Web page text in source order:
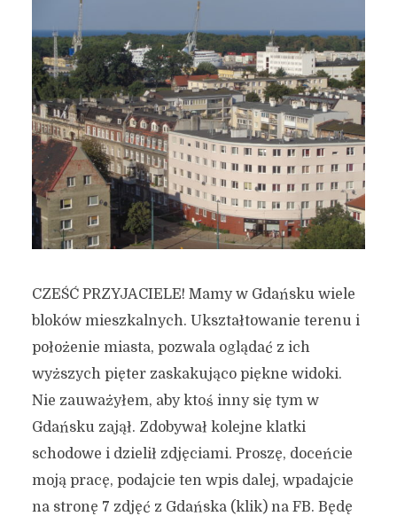
CZEŚĆ PRZYJACIELE! Mamy w Gdańsku wiele
bloków mieszkalnych. Ukształtowanie terenu i
położenie miasta, pozwala oglądać z ich
wyższych pięter zaskakująco piękne widoki.
Nie zauważyłem, aby ktoś inny się tym w
Gdańsku zajął. Zdobywał kolejne klatki
schodowe i dzielił zdjęciami. Proszę, doceńcie
moją pracę, podajcie ten wpis dalej, wpadajcie
na stronę 7 zdjęć z Gdańska (klik) na FB. Będę